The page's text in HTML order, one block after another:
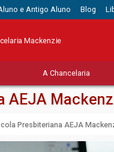
e Antigo Aluno Blog
Mackenzie
A Chancelaria
AEJA
Presbiteriana AEJA